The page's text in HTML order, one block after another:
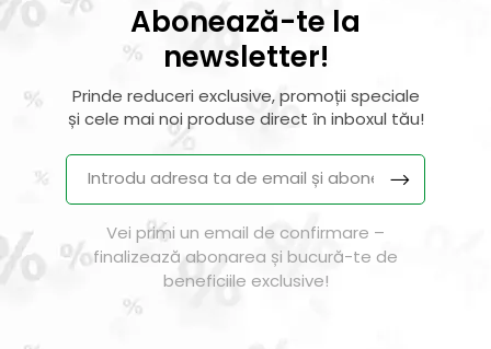
Abonează-te la
newsletter!
Prinde reduceri exclusive, promoții speciale
și cele mai noi produse direct în inboxul tău!
Vei primi un email de confirmare –
finalizează abonarea și bucură-te de
beneficiile exclusive!